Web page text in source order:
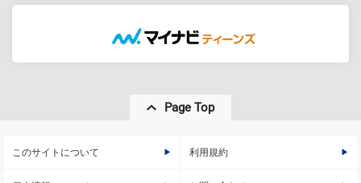
Page Top
このサイトについて 利用規約